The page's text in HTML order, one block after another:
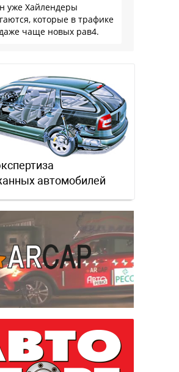
уже Хайлендеры
которые в трафике
чаще новых рав4.
автомобилей